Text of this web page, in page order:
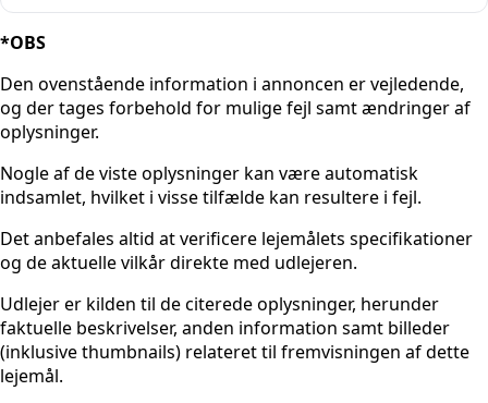
*OBS
Den ovenstående information i annoncen er vejledende,
og der tages forbehold for mulige fejl samt ændringer af
oplysninger.
Nogle af de viste oplysninger kan være automatisk
indsamlet, hvilket i visse tilfælde kan resultere i fejl.
Det anbefales altid at verificere lejemålets specifikationer
og de aktuelle vilkår direkte med udlejeren.
Udlejer er kilden til de citerede oplysninger, herunder
faktuelle beskrivelser, anden information samt billeder
(inklusive thumbnails) relateret til fremvisningen af dette
lejemål.